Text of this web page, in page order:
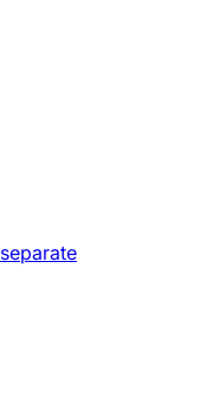
separate